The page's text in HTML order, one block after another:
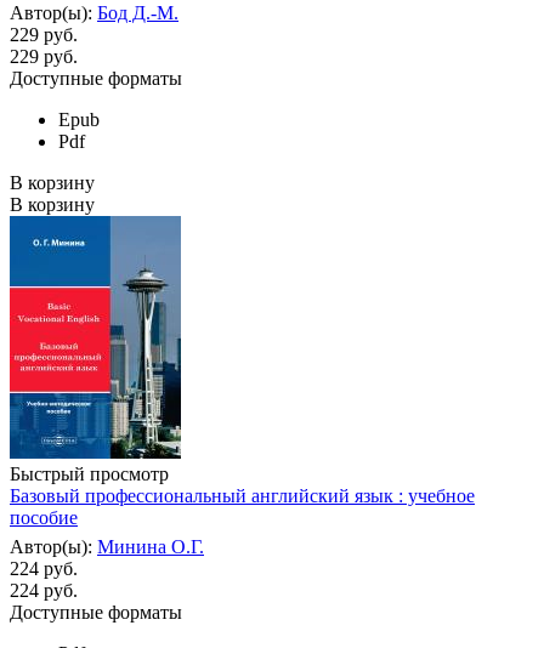
Автор(ы): Бод Д.-М.
229 руб.
229 руб.
Доступные форматы
Epub
Pdf
В корзину
В корзину
Быстрый просмотр
Базовый профессиональный английский язык : учебное
пособие
Автор(ы): Минина О.Г.
224 руб.
224 руб.
Доступные форматы